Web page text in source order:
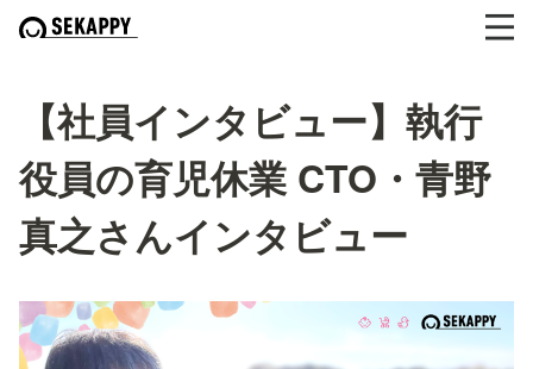
【社員インタビュー】執行
役員の育児休業 CTO・青野
真之さんインタビュー